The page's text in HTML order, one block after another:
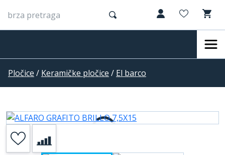
Pločice / Keramičke pločice / El barco